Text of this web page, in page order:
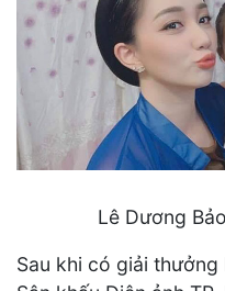
Lê Dương
Sau khi có giải